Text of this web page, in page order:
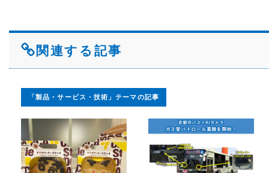
関連する記事
「製品・サービス・技術」テーマの記事